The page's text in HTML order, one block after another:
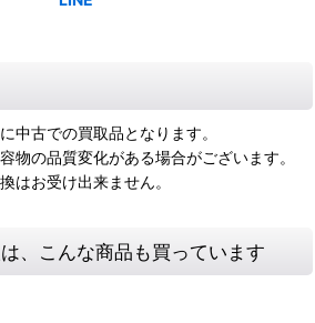
中古での買取品となります。
物の品質変化がある場合がございます。
はお受け出来ません。
、こんな商品も買っています